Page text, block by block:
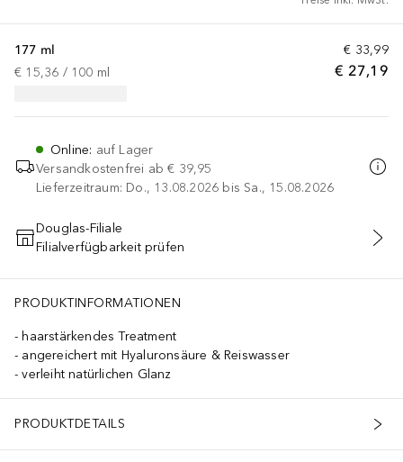
€ 33,99
€ 27,19
177 ml
€ 15,36 / 100 ml
Online: auf Lager
Versandkostenfrei ab € 39,95
Lieferzeitraum: Do., 13.08.2026 bis Sa., 15.08.2026
IN DEN WARENKORB
Douglas-Filiale
Filialverfügbarkeit prüfen
PRODUKTINFORMATIONEN
haarstärkendes Treatment
angereichert mit Hyaluronsäure & Reiswasser
verleiht natürlichen Glanz
PRODUKTDETAILS